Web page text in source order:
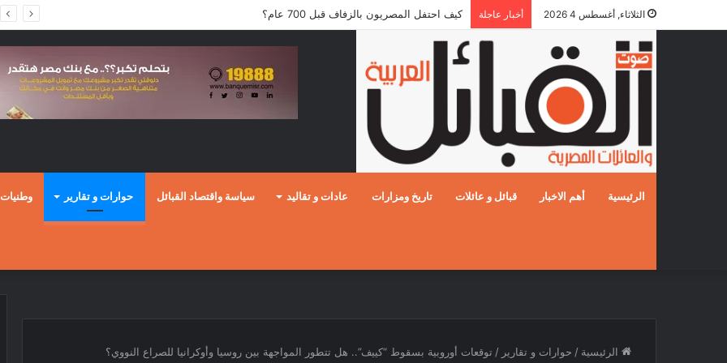
الثلاثاء, أغسطس 4 2026 أخبار عاجلة كيف احتفل المصريون بالزفاف قبل 700 عام؟
الرئيسية أهم الاخبار قبائل و عائلات تاريخ ومزارات عادات و تقاليد سياسة واقتصاد القبائل حوارات و تقارير وطنيات
الرئيسية / حوارات و تقارير / توقعات أوروبية بسقوط “كييف”.. هل تتطور المواجهة بين روسيا وأوكرانيا للصراع النووي؟